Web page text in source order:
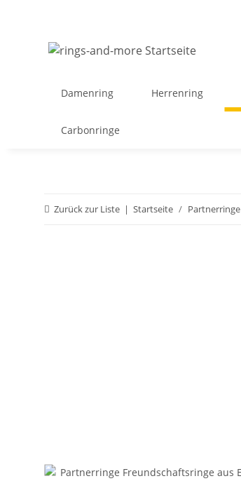
Damenring Herrenring
Carbonringe
Zurück zur Liste Startseite Partnerringe